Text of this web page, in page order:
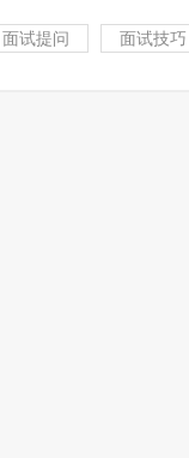
面试提问 面试技巧